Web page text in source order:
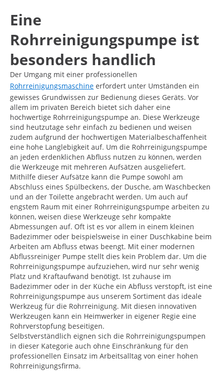
Eine
Rohrreinigungspumpe ist
besonders handlich
Der Umgang mit einer professionellen
Rohrreinigungsmaschine erfordert unter Umständen ein
gewisses Grundwissen zur Bedienung dieses Geräts. Vor
allem im privaten Bereich bietet sich daher eine
hochwertige Rohrreinigungspumpe an. Diese Werkzeuge
sind heutzutage sehr einfach zu bedienen und weisen
zudem aufgrund der hochwertigen Materialbeschaffenheit
eine hohe Langlebigkeit auf. Um die Rohrreinigungspumpe
an jeden erdenklichen Abfluss nutzen zu können, werden
die Werkzeuge mit mehreren Aufsätzen ausgeliefert.
Mithilfe dieser Aufsätze kann die Pumpe sowohl am
Abschluss eines Spülbeckens, der Dusche, am Waschbecken
und an der Toilette angebracht werden. Um auch auf
engstem Raum mit einer Rohrreinigungspumpe arbeiten zu
können, weisen diese Werkzeuge sehr kompakte
Abmessungen auf. Oft ist es vor allem in einem kleinen
Badezimmer oder beispielsweise in einer Duschkabine beim
Arbeiten am Abfluss etwas beengt. Mit einer modernen
Abflussreiniger Pumpe stellt dies kein Problem dar. Um die
Rohrreinigungspumpe aufzuziehen, wird nur sehr wenig
Platz und Kraftaufwand benötigt. Ist zuhause im
Badezimmer oder in der Küche ein Abfluss verstopft, ist eine
Rohrreinigungspumpe aus unserem Sortiment das ideale
Werkzeug für die Rohrreinigung. Mit diesen innovativen
Werkzeugen kann ein Heimwerker in eigener Regie eine
Rohrverstopfung beseitigen.
Selbstverständlich eignen sich die Rohrreinigungspumpen
in dieser Kategorie auch ohne Einschränkung für den
professionellen Einsatz im Arbeitsalltag von einer hohen
Rohrreinigungsfirma.